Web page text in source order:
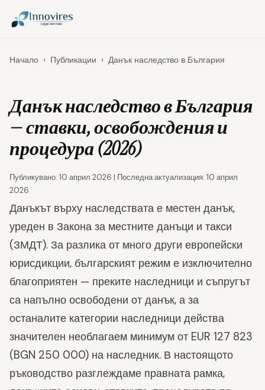
Начало › Публикации › Данък наследство в България
Данък наследство в България
— ставки, освобождения и
процедура (2026)
Публикувано: 10 април 2026 | Последна актуализация: 10 април
2026
Данъкът върху наследствата е местен данък,
уреден в Закона за местните данъци и такси
(ЗМДТ). За разлика от много други европейски
юрисдикции, българският режим е изключително
благоприятен — преките наследници и съпругът
са напълно освободени от данък, а за
останалите категории наследници действа
значителен необлагаем минимум от EUR 127 823
(BGN 250 000) на наследник. В настоящото
ръководство разглеждаме правната рамка,